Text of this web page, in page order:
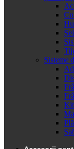
Șei
Sisteme